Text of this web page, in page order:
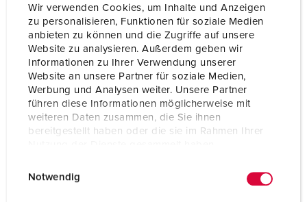
Wir verwenden Cookies, um Inhalte und Anzeigen
zu personalisieren, Funktionen für soziale Medien
anbieten zu können und die Zugriffe auf unsere
Website zu analysieren. Außerdem geben wir
Informationen zu Ihrer Verwendung unserer
Website an unsere Partner für soziale Medien,
Werbung und Analysen weiter. Unsere Partner
führen diese Informationen möglicherweise mit
weiteren Daten zusammen, die Sie ihnen
bereitgestellt haben oder die sie im Rahmen Ihrer
Notwendig
cable
2 m H07RN-F5G4 with CEE-plug 32
A, 5 p, 400 V
Protection type IP44
Enclosure material Solid rubber
Weight 7760 g
Height